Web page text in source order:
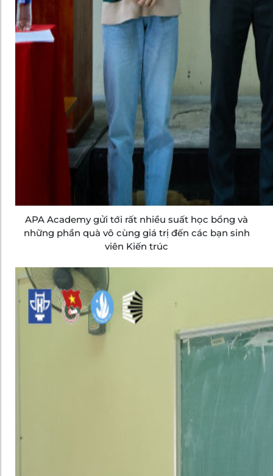
APA Academy gửi tới rất nhiều suất học bổng và
những phần quà vô cùng giá trị đến các bạn sinh
viên Kiến trúc